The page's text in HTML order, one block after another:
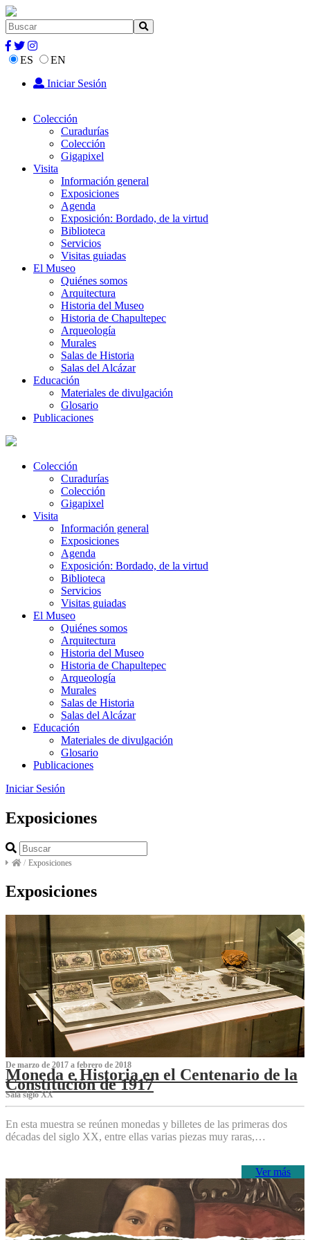
ES
EN
Iniciar Sesión
Colección
Curadurías
Colección
Gigapixel
Visita
Información general
Exposiciones
Agenda
Exposición: Bordado, de la virtud
Biblioteca
Servicios
Visitas guiadas
El Museo
Quiénes somos
Arquitectura
Historia del Museo
Historia de Chapultepec
Arqueología
Murales
Salas de Historia
Salas del Alcázar
Educación
Materiales de divulgación
Glosario
Publicaciones
Colección
Curadurías
Colección
Gigapixel
Visita
Información general
Exposiciones
Agenda
Exposición: Bordado, de la virtud
Biblioteca
Servicios
Visitas guiadas
El Museo
Quiénes somos
Arquitectura
Historia del Museo
Historia de Chapultepec
Arqueología
Murales
Salas de Historia
Salas del Alcázar
Educación
Materiales de divulgación
Glosario
Publicaciones
Iniciar Sesión
Exposiciones
/ Exposiciones
Exposiciones
De marzo de 2017 a febrero de 2018
Moneda e Historia en el Centenario de la
Constitución de 1917
Sala siglo XX
En esta muestra se reúnen monedas y billetes de las primeras dos
décadas del siglo XX, entre ellas varias piezas muy raras,…
Ver más